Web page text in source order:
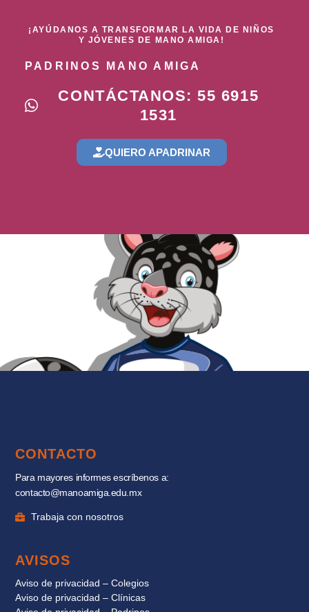
¡AYÚDANOS A TRANSFORMAR LA VIDA DE NIÑOS
Y JÓVENES DE MANO AMIGA!
PADRINOS MANO AMIGA
CONTÁCTANOS: 55 6915
1531
QUIERO APADRINAR
CONTACTO
Para mayores informes escríbenos a:
contacto@manoamiga.edu.mx
Trabaja con nosotros
AVISOS
Aviso de privacidad – Colegios
Aviso de privacidad – Clínicas